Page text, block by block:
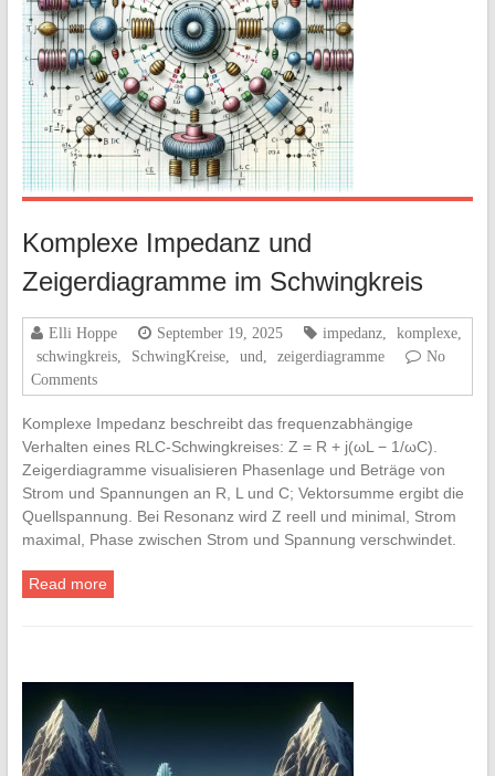
Komplexe Impedanz und
Zeigerdiagramme im Schwingkreis
Elli Hoppe September 19, 2025 impedanz, komplexe,
schwingkreis, SchwingKreise, und zeigerdiagramme
No
Comments
Komplexe Impedanz beschreibt das frequenzabhängige
Verhalten eines RLC-Schwingkreises: Z = R + j(ωL − 1/ωC).
Zeigerdiagramme visualisieren Phasenlage und Beträge von
Strom und Spannungen an R, L und C; Vektorsumme ergibt die
Quellspannung. Bei Resonanz wird Z reell und minimal, Strom
maximal, Phase zwischen Strom und Spannung verschwindet.
Read more